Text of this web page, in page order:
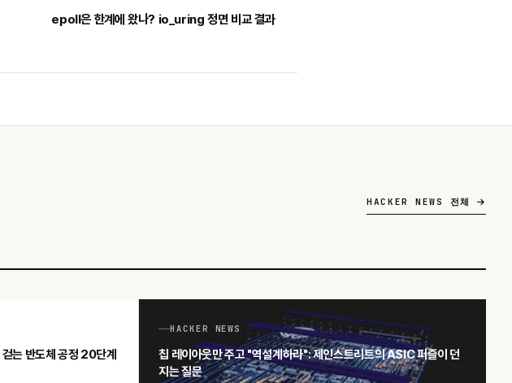
epoll은 한계에 왔나? io_uring 정면 비교 결과
HACKER NEWS 전체
는 반도체 공정 20단계
HACKER NEWS
칩 레이아웃만 주고 "역설계하라": 제인스트리트의 ASIC 퍼즐이 던
지는 질문